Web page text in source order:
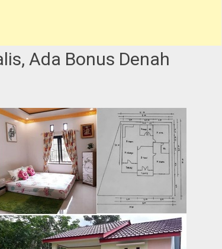
Ada Bonus Denah